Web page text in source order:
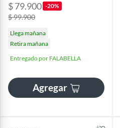
$ 79.900 -20%
$ 99.900
Llega mañana
Retira mañana
Entregado por FALABELLA
Agregar